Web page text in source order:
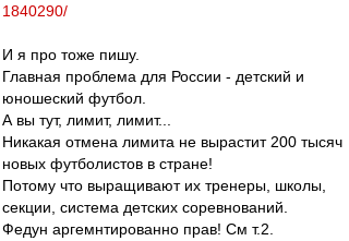
1840290/
И я про тоже пишу.
Главная проблема для России - детский и
юношеский футбол.
А вы тут, лимит, лимит...
Никакая отмена лимита не вырастит 200 тысяч
новых футболистов в стране!
Потому что выращивают их тренеры, школы,
секции, система детских соревнований.
Федун аргемнтированно прав! См т.2.